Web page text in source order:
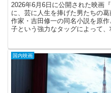
2026年6月6日に公開された映画
に、芸に人生を捧げた男たちの
作家・吉田修一の同名小説を原
子という強力なタッグによって
国内映画